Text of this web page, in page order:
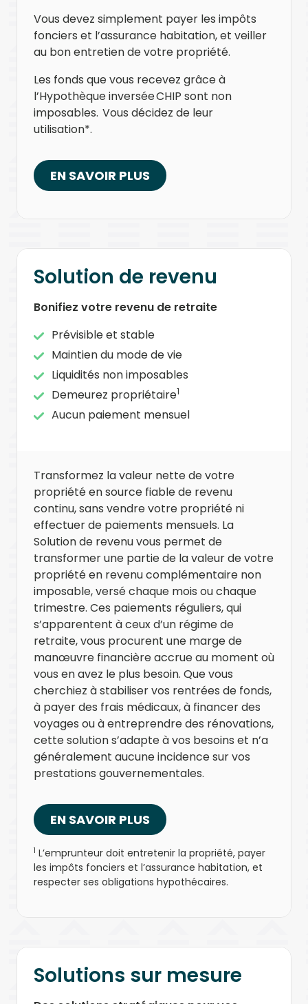
Vous devez simplement payer les impôts
fonciers et l’assurance habitation, et veiller
au bon entretien de votre propriété.
Les fonds que vous recevez grâce à
l’Hypothèque inversée CHIP sont non
imposables. Vous décidez de leur
utilisation*.
EN SAVOIR PLUS
Solution de revenu
Bonifiez votre revenu de retraite
Prévisible et stable
Maintien du mode de vie
Liquidités non imposables
Demeurez propriétaire1
Aucun paiement mensuel
Transformez la valeur nette de votre
propriété en source fiable de revenu
continu, sans vendre votre propriété ni
effectuer de paiements mensuels. La
Solution de revenu vous permet de
transformer une partie de la valeur de votre
propriété en revenu complémentaire non
imposable, versé chaque mois ou chaque
trimestre. Ces paiements réguliers, qui
s’apparentent à ceux d’un régime de
retraite, vous procurent une marge de
manœuvre financière accrue au moment où
vous en avez le plus besoin. Que vous
cherchiez à stabiliser vos rentrées de fonds,
à payer des frais médicaux, à financer des
voyages ou à entreprendre des rénovations,
cette solution s’adapte à vos besoins et n’a
généralement aucune incidence sur vos
prestations gouvernementales.
EN SAVOIR PLUS
1 L’emprunteur doit entretenir la propriété, payer
les impôts fonciers et l’assurance habitation, et
respecter ses obligations hypothécaires.
Solutions sur mesure